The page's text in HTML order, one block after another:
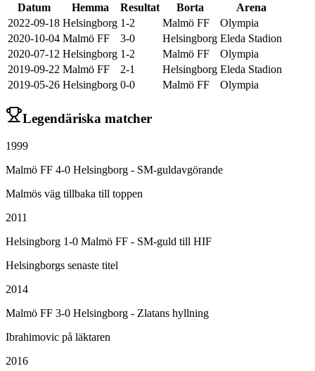
Datum Hemma Resultat Borta
Arena
2022-09-18 Helsingborg 1-2 Malmö FF
Olympia
2020-10-04 Malmö FF 3-0 Helsingborg Eleda Stadion
2020-07-12 Helsingborg 1-2 Malmö FF
Olympia
2019-09-22 Malmö FF 2-1 Helsingborg Eleda Stadion
2019-05-26 Helsingborg 0-0 Malmö FF Olympia
Legendäriska matcher
1999
Malmö FF 4-0 Helsingborg - SM-guldavgörande
Malmös väg tillbaka till toppen
2011
Helsingborg 1-0 Malmö FF - SM-guld till HIF
Helsingborgs senaste titel
2014
Malmö FF 3-0 Helsingborg - Zlatans hyllning
Ibrahimovic på läktaren
2016